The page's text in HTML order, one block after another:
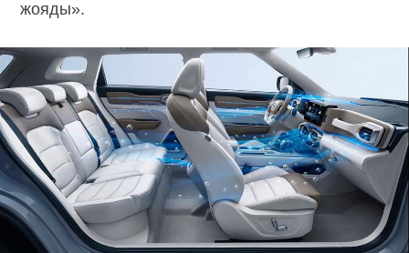
жояды».